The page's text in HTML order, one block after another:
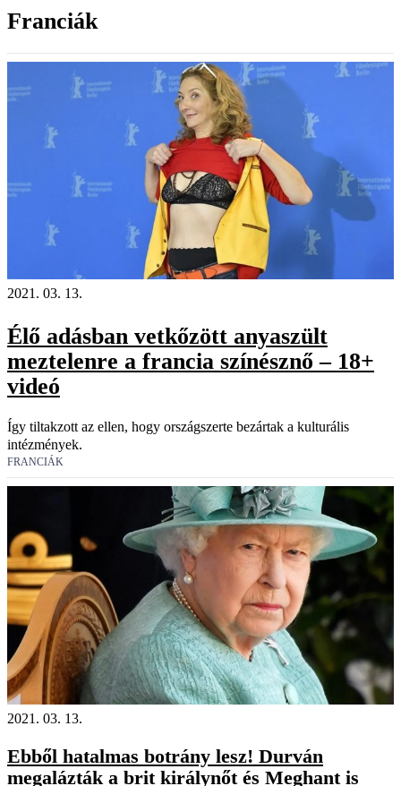
Franciák
2021. 03. 13.
Élő adásban vetkőzött anyaszült
meztelenre a francia színésznő – 18+
videó
Így tiltakzott az ellen, hogy országszerte bezártak a kulturális
intézmények.
FRANCIÁK
2021. 03. 13.
Ebből hatalmas botrány lesz! Durván
megalázták a brit királynőt és Meghant is